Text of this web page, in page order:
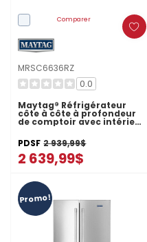
Comparer
MRSC6636RZ
0.0
Maytag® Réfrigérateur
côte à côte à profondeur
de comptoir avec intérieur
bleu arctique - 36 po - 20.8
pi cu MRSC6636RZ
PDSF 2 939,99$
2 639,99$
Promo!